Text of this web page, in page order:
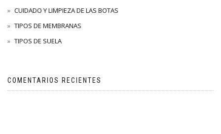
CUIDADO Y LIMPIEZA DE LAS BOTAS
TIPOS DE MEMBRANAS
TIPOS DE SUELA
COMENTARIOS RECIENTES